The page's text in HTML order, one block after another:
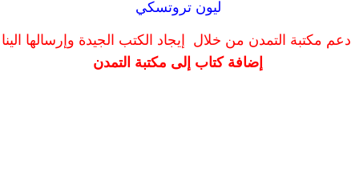
ليون تروتسكي
ادعم مكتبة التمدن من خلال إيجاد الكتب الجيدة وإرسالها الينا
إضافة كتاب إلى مكتبة التمدن